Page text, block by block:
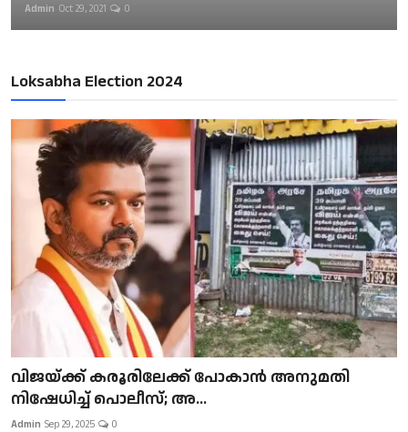
Admin Oct 29, 2021 0
Loksabha Election 2024
വിജയ്ക്ക് കരൂരിലേക്ക് പോകാൻ അനുമതി
നിഷേധിച്ച് പൊലീസ്; അ...
Admin Sep 29, 2025 0